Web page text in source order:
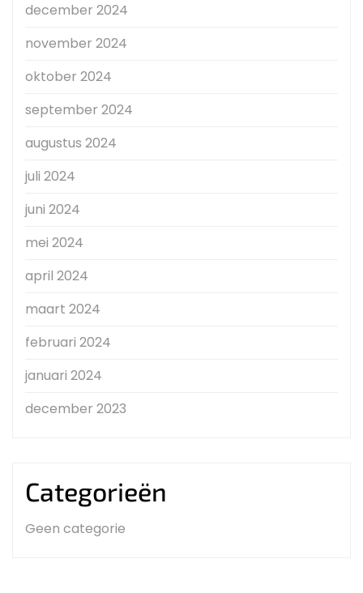
december 2024
november 2024
oktober 2024
september 2024
augustus 2024
juli 2024
juni 2024
mei 2024
april 2024
maart 2024
februari 2024
januari 2024
december 2023
Categorieën
Geen categorie